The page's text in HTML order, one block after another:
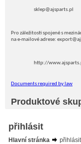
sklep@ajsparts.pl
Pro záležitosti spojené s
na e-mailové adrese:
http://
Documents required by law
Produktové
přihlásit
Hlavní stránka
přihlásit